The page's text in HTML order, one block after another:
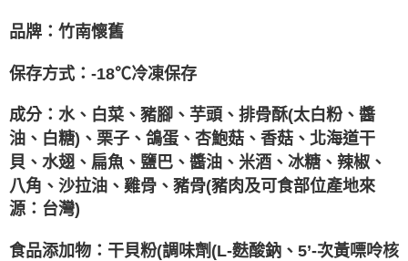
品牌：竹南懷舊
保存方式：-18℃冷凍保存
成分：水、白菜、豬腳、芋頭、排骨酥(太白粉、醬
油、白糖)、栗子、鴿蛋、杏鮑菇、香菇、北海道干
貝、水翅、扁魚、鹽巴、醬油、米酒、冰糖、辣椒、
八角、沙拉油、雞骨、豬骨(豬肉及可食部位產地來
源：台灣)
食品添加物：干貝粉(調味劑(L-麩酸鈉、5’-次黃嘌呤核